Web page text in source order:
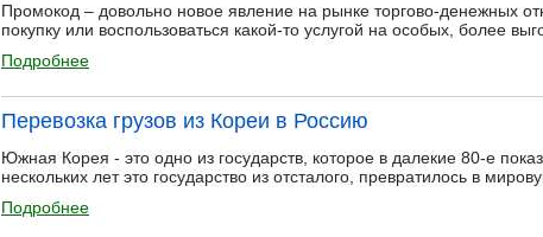
Промокод – довольно новое явление на рынке торгово-денежных
покупку или воспользоваться какой-то услугой на особых, более
Подробнее
Перевозка грузов из Кореи в Россию
Южная Корея - это одно из государств, которое в далекие 80-е
нескольких лет это государство из отсталого, превратилось в
Подробнее